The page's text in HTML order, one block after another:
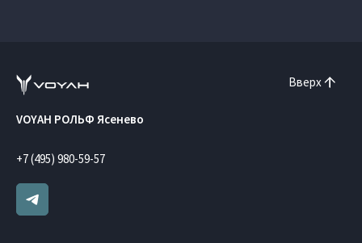
Вверх
VOYAH РОЛЬФ Ясенево
+7 (495) 980-59-57